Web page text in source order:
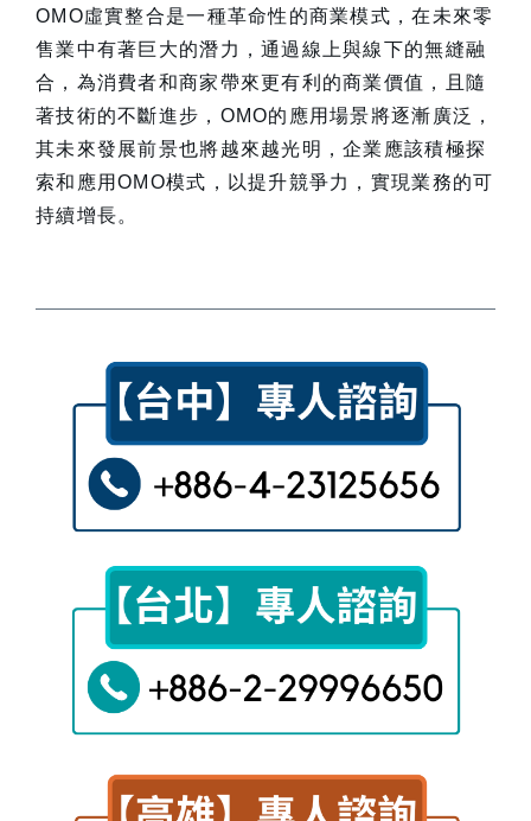
OMO虛實整合是一種革命性的商業模式，在未來零
售業中有著巨大的潛力，通過線上與線下的無縫融
合，為消費者和商家帶來更有利的商業價值，且隨
著技術的不斷進步，OMO的應用場景將逐漸廣泛，
其未來發展前景也將越來越光明，企業應該積極探
索和應用OMO模式，以提升競爭力，實現業務的可
持續增長。